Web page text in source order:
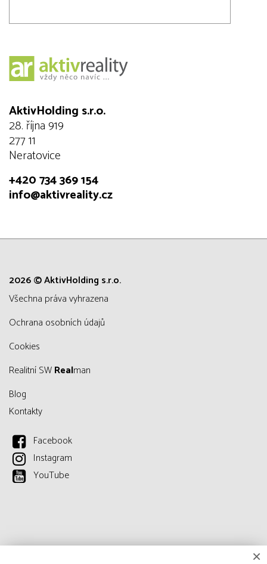
AktivHolding s.r.o.
28. října 919
277 11
Neratovice
+420 734 369 154
info@aktivreality.cz
2026 © AktivHolding s.r.o.
všechna práva vyhrazena
Ochrana osobních údajů
Cookies
Realitní SWRealman
Blog
Kontakty
Facebook
Instagram
YouTube
×